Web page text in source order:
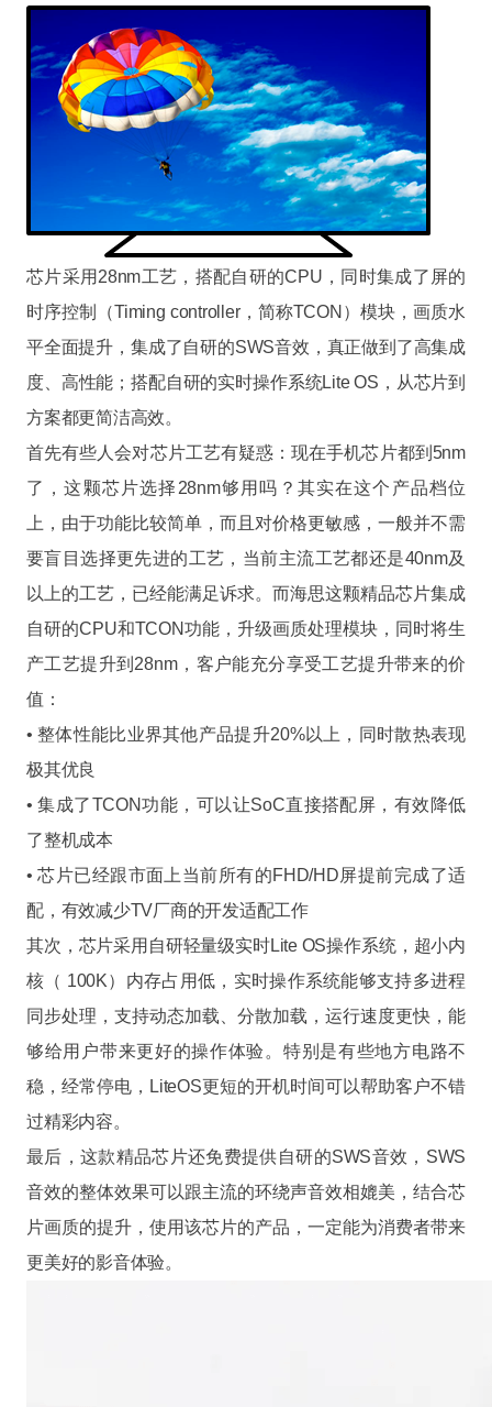
芯片采用28nm工艺，搭配自研的CPU，同时集成了屏的
时序控制（Timing controller，简称TCON）模块，画质水
平全面提升，集成了自研的SWS音效，真正做到了高集成
度、高性能；搭配自研的实时操作系统Lite OS，从芯片到
方案都更简洁高效。
首先有些人会对芯片工艺有疑惑：现在手机芯片都到5nm
了，这颗芯片选择28nm够用吗？其实在这个产品档位
上，由于功能比较简单，而且对价格更敏感，一般并不需
要盲目选择更先进的工艺，当前主流工艺都还是40nm及
以上的工艺，已经能满足诉求。而海思这颗精品芯片集成
自研的CPU和TCON功能，升级画质处理模块，同时将生
产工艺提升到28nm，客户能充分享受工艺提升带来的价
值：
• 整体性能比业界其他产品提升20%以上，同时散热表现
极其优良
• 集成了TCON功能，可以让SoC直接搭配屏，有效降低
了整机成本
• 芯片已经跟市面上当前所有的FHD/HD屏提前完成了适
配，有效减少TV厂商的开发适配工作
其次，芯片采用自研轻量级实时Lite OS操作系统，超小内
核（ 100K）内存占用低，实时操作系统能够支持多进程
同步处理，支持动态加载、分散加载，运行速度更快，能
够给用户带来更好的操作体验。特别是有些地方电路不
稳，经常停电，LiteOS更短的开机时间可以帮助客户不错
过精彩内容。
最后，这款精品芯片还免费提供自研的SWS音效，SWS
音效的整体效果可以跟主流的环绕声音效相媲美，结合芯
片画质的提升，使用该芯片的产品，一定能为消费者带来
更美好的影音体验。